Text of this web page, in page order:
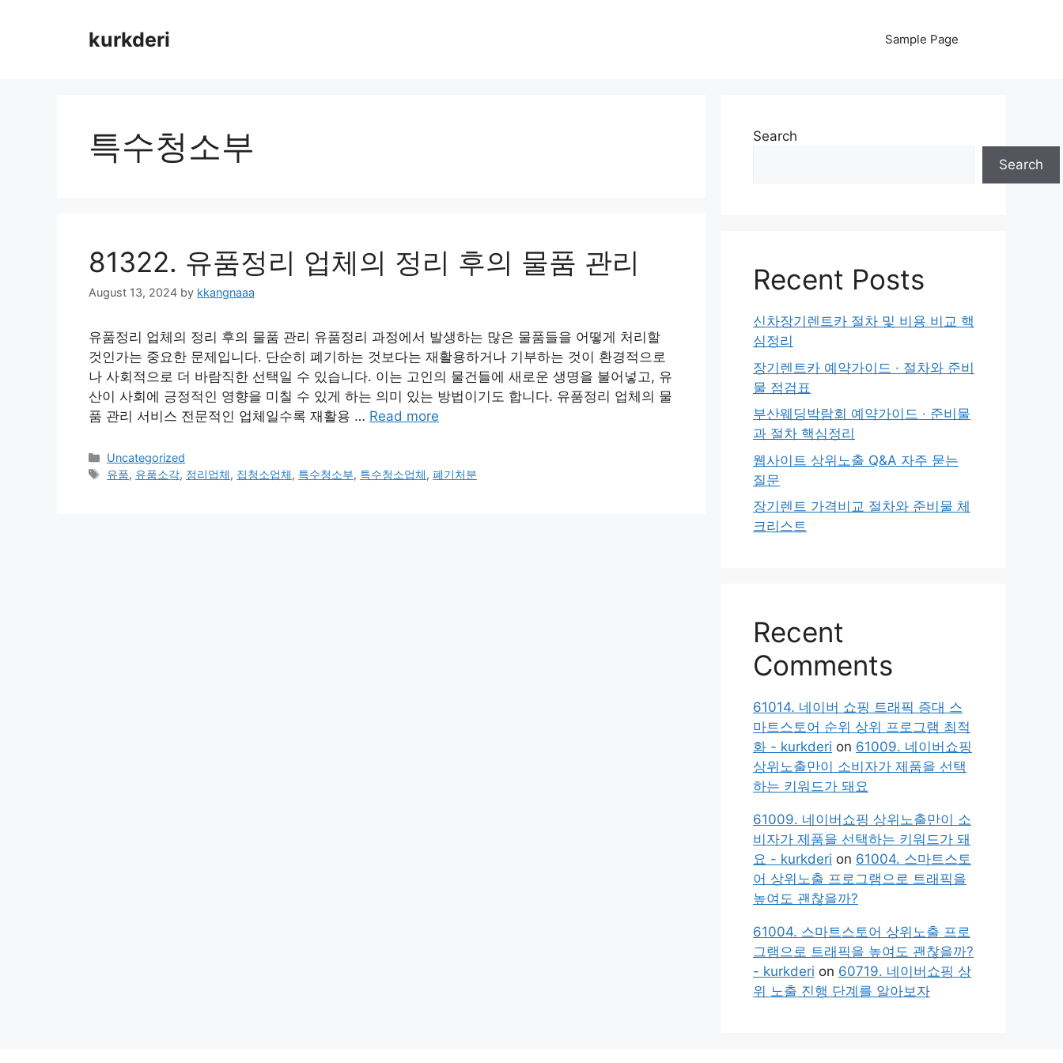
kurkderi Sample Page
특수청소부
81322. 유품정리 업체의 정리 후의 물품 관리
August 13, 2024 by kkangnaaa
유품정리 업체의 정리 후의 물품 관리 유품정리 과정에서 발생하는 많은 물품들을 어떻게 처리할
것인가는 중요한 문제입니다. 단순히 폐기하는 것보다는 재활용하거나 기부하는 것이 환경적으로
나 사회적으로 더 바람직한 선택일 수 있습니다. 이는 고인의 물건들에 새로운 생명을 불어넣고, 유
산이 사회에 긍정적인 영향을 미칠 수 있게 하는 의미 있는 방법이기도 합니다. 유품정리 업체의 물
품 관리 서비스 전문적인 업체일수록 재활용 … Read more
Categories
Uncategorized
Tags
유품, 유품소각, 정리업체, 집청소업체, 특수청소부, 특수청소업체,폐기처분
Search
Search
Recent Posts
신차장기렌트카 절차 및 비용 비교 핵
심정리
장기렌트카 예약가이드 · 절차와 준비
물 점검표
부산웨딩박람회 예약가이드 · 준비물
과 절차 핵심정리
웹사이트 상위노출 Q&A 자주 묻는
질문
장기렌트 가격비교 절차와 준비물 체
크리스트
Recent
Comments
61014. 네이버 쇼핑 트래픽 증대 스
마트스토어 순위 상위 프로그램 최적
화 - kurkderi on 61009. 네이버쇼핑
상위노출만이 소비자가 제품을 선택
하는 키워드가 돼요
61009. 네이버쇼핑 상위노출만이 소
비자가 제품을 선택하는 키워드가 돼
요 - kurkderi on 61004. 스마트스토
어 상위노출 프로그램으로 트래픽을
높여도 괜찮을까?
61004. 스마트스토어 상위노출 프로
그램으로 트래픽을 높여도 괜찮을까?
- kurkderi on 60719. 네이버쇼핑 상
위 노출 진행 단계를 알아보자